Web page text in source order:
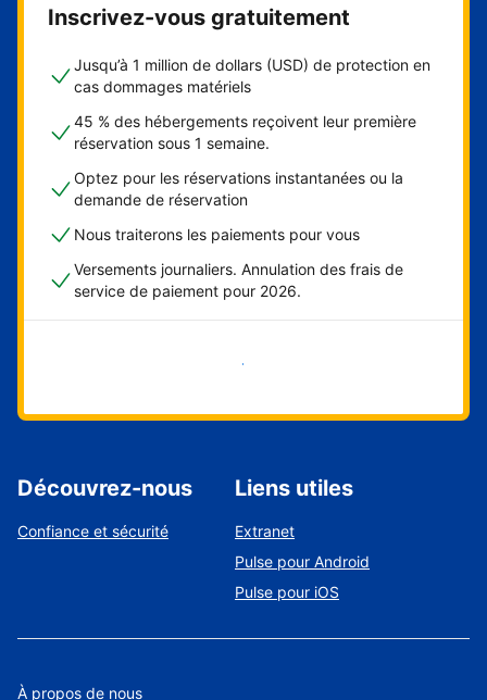
Inscrivez-vous gratuitement
Jusqu’à 1 million de dollars (USD) de protection en
cas dommages matériels
45 % des hébergements reçoivent leur première
réservation sous 1 semaine.
Optez pour les réservations instantanées ou la
demande de réservation
Nous traiterons les paiements pour vous
Versements journaliers. Annulation des frais de
service de paiement pour 2026.
Démarrer maintenant
Découvrez-nous
Confiance et sécurité
Liens utiles
Extranet
Pulse pour Android
Pulse pour iOS
À propos de nous